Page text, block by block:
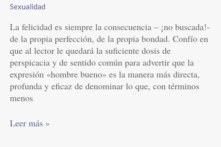
Sexualidad
La felicidad es siempre la consecuencia – ¡no buscada!-
de la propia perfección, de la propia bondad. Confío en
que al lector le quedará la suficiente dosis de
perspicacia y de sentido común para advertir que la
expresión «hombre bueno» es la manera más directa,
profunda y eficaz de denominar lo que, con términos
menos
Leer más »